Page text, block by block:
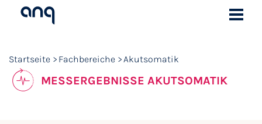
Startseite Fachbereiche Akutsomatik
MESSERGEBNISSE AKUTSOMATIK